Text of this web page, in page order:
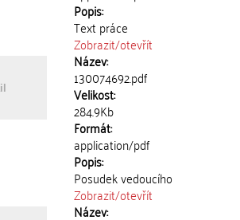
Popis:
Text práce
Zobrazit/otevřít
Název:
130074692.pdf
Velikost:
284.9Kb
Formát:
application/pdf
Popis:
Posudek vedoucího
Zobrazit/otevřít
Název: